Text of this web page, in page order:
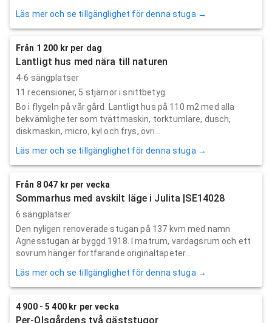
Läs mer och se tillgänglighet för denna stuga →
Från 1 200 kr per dag
Lantligt hus med nära till naturen
4-6 sängplatser
11 recensioner, 5 stjärnor i snittbetyg
Bo i flygeln på vår gård. Lantligt hus på 110 m2 med alla
bekvämligheter som tvättmaskin, torktumlare, dusch,
diskmaskin, micro, kyl och frys, övri...
Läs mer och se tillgänglighet för denna stuga →
Från 8 047 kr per vecka
Sommarhus med avskilt läge i Julita |SE14028
6 sängplatser
Den nyligen renoverade stugan på 137 kvm med namn
Agnesstugan är byggd 1918. I matrum, vardagsrum och ett
sovrum hänger fortfarande originaltapeter...
Läs mer och se tillgänglighet för denna stuga →
4 900 - 5 400 kr per vecka
Per-Olsgårdens två gäststugor